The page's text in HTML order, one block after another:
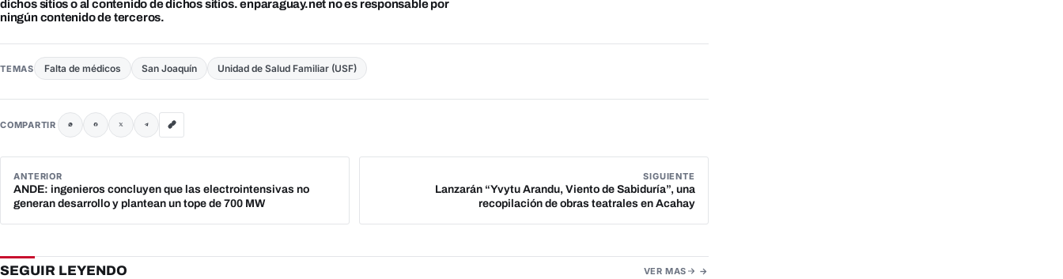
dichos sitios o al contenido de dichos sitios. enparaguay.net no es responsable por
ningún contenido de terceros.
TEMAS Falta de médicos San Joaquín Unidad de Salud Familiar (USF)
COMPARTIR
ANTERIOR
ANDE: ingenieros concluyen que las electrointensivas no
generan desarrollo y plantean un tope de 700 MW
SIGUIENTE
Lanzarán “Yvytu Arandu, Viento de Sabiduría”, una
recopilación de obras teatrales en Acahay
SEGUIR LEYENDO VER MAS